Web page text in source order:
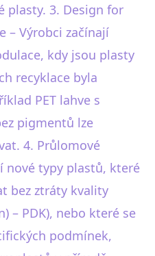
plasty. 3. Design for
– Výrobci začínají
kdy jsou plasty
recyklace byla
PET lahve s
pigmentů lze
4. Průlomové
nové typy plastů, které
bez ztráty kvality
– PDK), nebo které se
podmínek,